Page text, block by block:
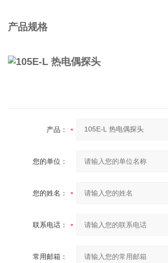
产品规格
产品：
您的单位：
您的姓名：
联系电话：
常用邮箱：